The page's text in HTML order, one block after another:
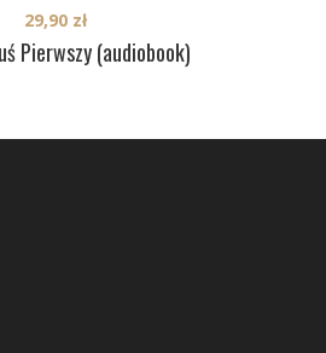
Pierwszy (audiobook)
29,90 zł